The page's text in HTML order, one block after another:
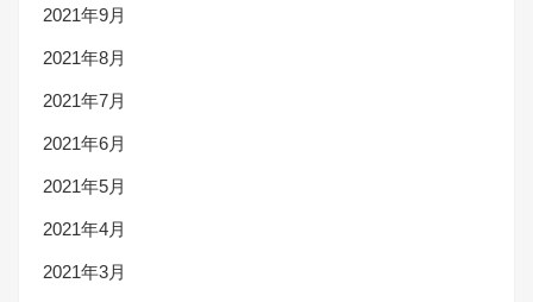
2021年9月
2021年8月
2021年7月
2021年6月
2021年5月
2021年4月
2021年3月